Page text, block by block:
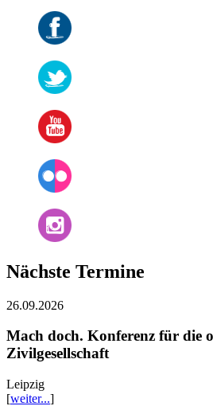
Nächste Termine
26.09.2026
Mach doch. Konferenz für die
Zivilgesellschaft
Leipzig
[weiter...]